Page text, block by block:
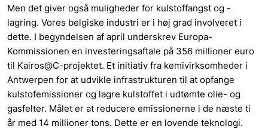
Men det giver også muligheder for kulstoffangst og -
lagring. Vores belgiske industri er i høj grad involveret i
dette. I begyndelsen af april underskrev Europa-
Kommissionen en investeringsaftale på 356 millioner euro
til Kairos@C-projektet. Et initiativ fra kemivirksomheder i
Antwerpen for at udvikle infrastrukturen til at opfange
kulstofemissioner og lagre kulstoffet i udtømte olie- og
gasfelter. Målet er at reducere emissionerne i de næste ti
år med 14 millioner tons. Dette er en lovende teknologi.